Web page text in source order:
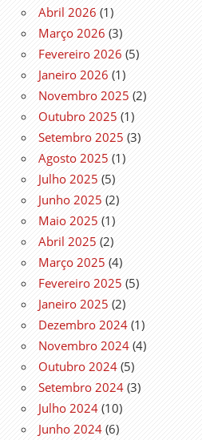
Abril 2026 (1)
Março 2026 (3)
Fevereiro 2026 (5)
Janeiro 2026 (1)
Novembro 2025 (2)
Outubro 2025 (1)
Setembro 2025 (3)
Agosto 2025 (1)
Julho 2025 (5)
Junho 2025 (2)
Maio 2025 (1)
Abril 2025 (2)
Março 2025 (4)
Fevereiro 2025 (5)
Janeiro 2025 (2)
Dezembro 2024 (1)
Novembro 2024 (4)
Outubro 2024 (5)
Setembro 2024 (3)
Julho 2024 (10)
Junho 2024 (6)